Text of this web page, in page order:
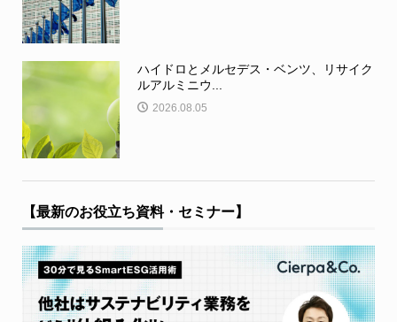
ハイドロとメルセデス・ベンツ、リサイク
ルアルミニウ...
2026.08.05
【最新のお役立ち資料・セミナー】